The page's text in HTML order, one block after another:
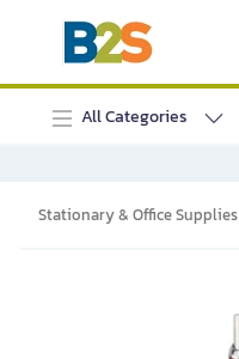
All Categories
Stationary & Office Supplies